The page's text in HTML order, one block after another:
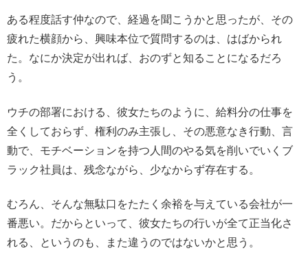
ある程度話す仲なので、経過を聞こうかと思ったが、その
疲れた横顔から、興味本位で質問するのは、はばかられ
た。なにか決定が出れば、おのずと知ることになるだろ
う。
ウチの部署における、彼女たちのように、給料分の仕事を
全くしておらず、権利のみ主張し、その悪意なき行動、言
動で、モチベーションを持つ人間のやる気を削いでいくブ
ラック社員は、残念ながら、少なからず存在する。
むろん、そんな無駄口をたたく余裕を与えている会社が一
番悪い。だからといって、彼女たちの行いが全て正当化さ
れる、というのも、また違うのではないかと思う。